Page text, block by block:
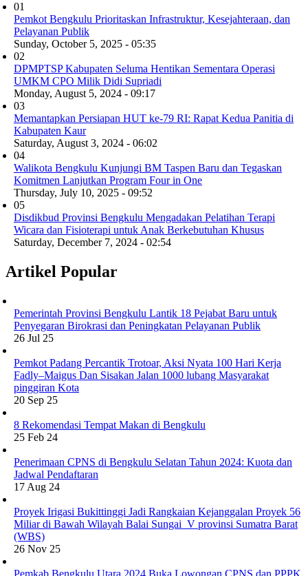
01
Pemkot Bengkulu Prioritaskan Infrastruktur, Kesejahteraan, dan
Pelayanan Publik
Sunday, October 5, 2025 - 05:35
02
DPMPTSP Kabupaten Seluma Hentikan Sementara Operasi
UMKM CPO Milik Didi Supriadi
Monday, August 5, 2024 - 09:17
03
Memantapkan Persiapan HUT ke-79 RI: Rapat Kedua Panitia di
Kabupaten Kaur
Saturday, August 3, 2024 - 06:02
04
Walikota Bengkulu Kunjungi BM Taspen Baru dan Tegaskan
Komitmen Lanjutkan Program Four in One
Thursday, July 10, 2025 - 09:52
05
Disdikbud Provinsi Bengkulu Mengadakan Pelatihan Terapi
Wicara dan Fisioterapi untuk Anak Berkebutuhan Khusus
Saturday, December 7, 2024 - 02:54
Artikel Popular
Pemerintah Provinsi Bengkulu Lantik 18 Pejabat Baru untuk
Penyegaran Birokrasi dan Peningkatan Pelayanan Publik
26 Jul 25
Pemkot Padang Percantik Trotoar, Aksi Nyata 100 Hari Kerja
Fadly–Maigus Dan Sisakan Jalan 1000 lubang Masyarakat
pinggiran Kota
20 Sep 25
8 Rekomendasi Tempat Makan di Bengkulu
25 Feb 24
Penerimaan CPNS di Bengkulu Selatan Tahun 2024: Kuota dan
Jadwal Pendaftaran
17 Aug 24
Proyek Irigasi Bukittinggi Jadi Rangkaian Kejanggalan Proyek 56
Miliar di Bawah Wilayah Balai Sungai V provinsi Sumatra Barat
(WBS)
26 Nov 25